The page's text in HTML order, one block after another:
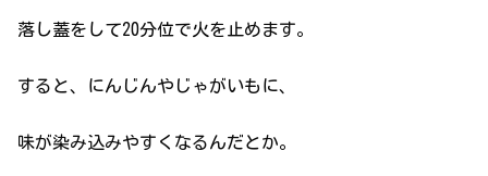
落し蓋をして20分位で火を止めます。
すると、にんじんやじゃがいもに、
味が染み込みやすくなるんだとか。